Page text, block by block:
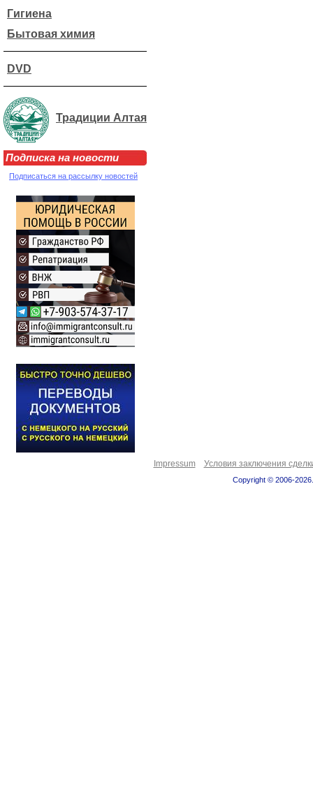
Гигиена
Бытовая химия
DVD
Традиции Алтая
Подписка на новости
Подписаться на рассылку новостей
Impressum Условия заключения
Copyright © 2006-